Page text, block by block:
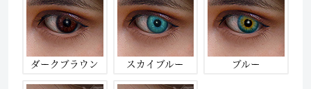
ダークブラウン スカイブルー ブルー